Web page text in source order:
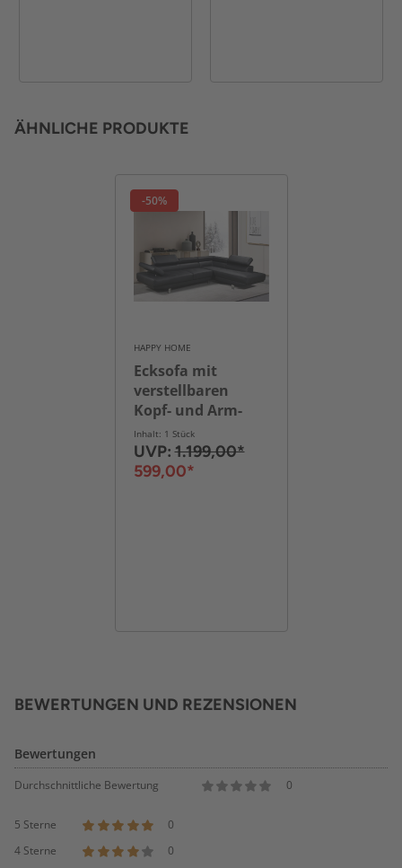
ÄHNLICHE PRODUKTE
-50%
HAPPY HOME
Ecksofa mit
verstellbaren
Kopf- und Arm-
Funktionen in
Lederoptik -
Schwarz
Inhalt: 1 Stück
UVP:1.199,00*
599,00*
BEWERTUNGEN UND REZENSIONEN
Bewertungen
Durchschnittliche Bewertung 0
5 Sterne
0
4 Sterne
0